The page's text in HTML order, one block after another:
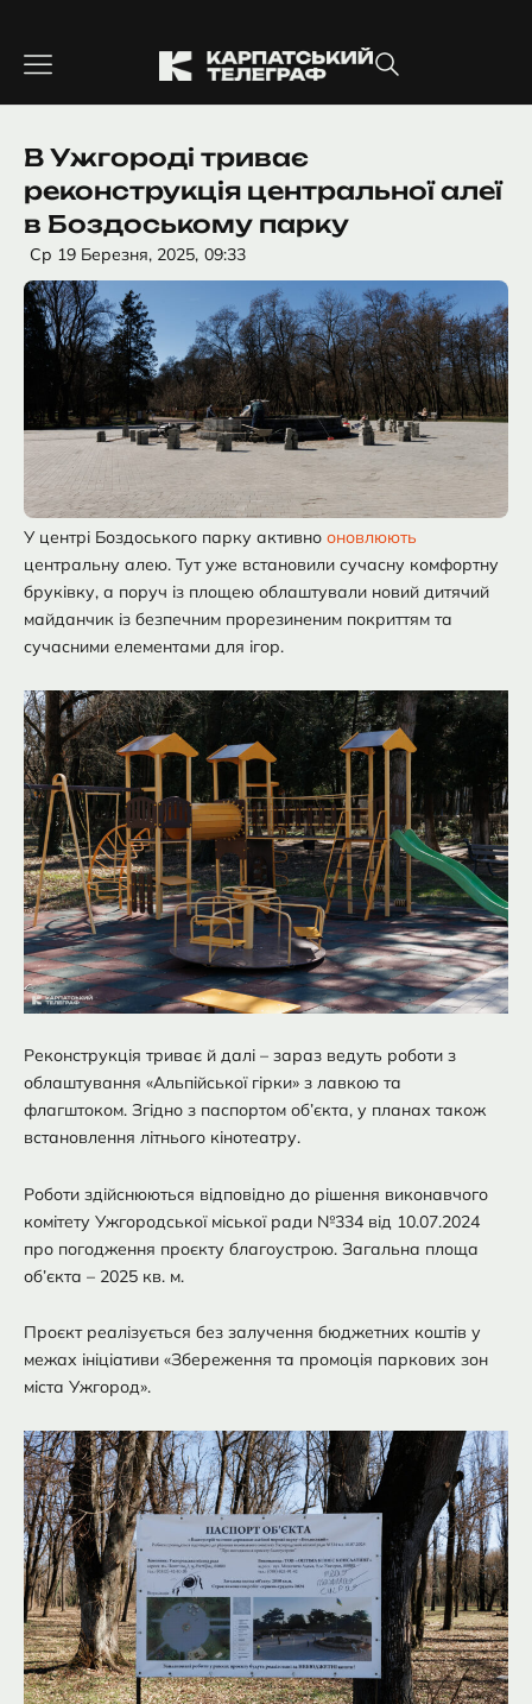
вмісту
В Ужгороді триває
реконструкція центральної алеї
в Боздоському парку
Ср 19 Березня, 2025, 09:33
У центрі Боздоського парку активно оновлюють
центральну алею. Тут уже встановили сучасну комфортну
бруківку, а поруч із площею облаштували новий дитячий
майданчик із безпечним прорезиненим покриттям та
сучасними елементами для ігор.
Реконструкція триває й далі – зараз ведуть роботи з
облаштування «Альпійської гірки» з лавкою та
флагштоком. Згідно з паспортом об’єкта, у планах також
встановлення літнього кінотеатру.
Роботи здійснюються відповідно до рішення виконавчого
комітету Ужгородської міської ради №334 від 10.07.2024
про погодження проєкту благоустрою. Загальна площа
об’єкта – 2025 кв. м.
Проєкт реалізується без залучення бюджетних коштів у
межах ініціативи «Збереження та промоція паркових зон
міста Ужгород».